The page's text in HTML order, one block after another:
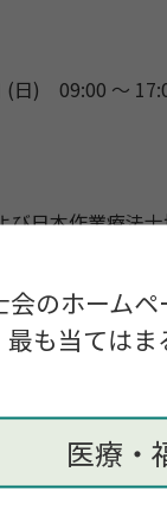
のホーム
も当てはま
医療・
(日) 09:00 〜
び日本作業療法
護人材資質向
所属施設 (2)氏
て下さい